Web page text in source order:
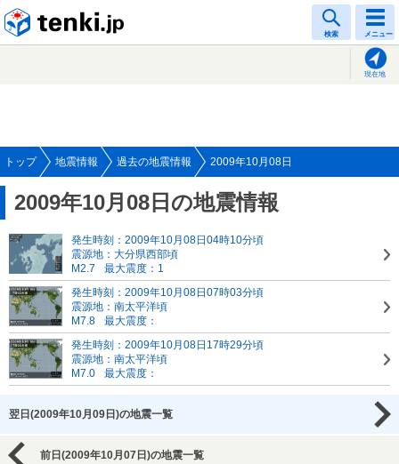
検索 メニュー
現在地
トップ 地震情報 過去の地震情報 2009年10月08日
2009年10月08日の地震情報
発生時刻：2009年10月08日04時10分頃
震源地：大分県西部頃
M2.7
最大震度：1
発生時刻：2009年10月08日07時03分頃
震源地：南太平洋頃
M7.8
最大震度：
発生時刻：2009年10月08日17時29分頃
震源地：南太平洋頃
M7.0
最大震度：
翌日(2009年10月09日)の地震一覧
前日(2009年10月07日)の地震一覧